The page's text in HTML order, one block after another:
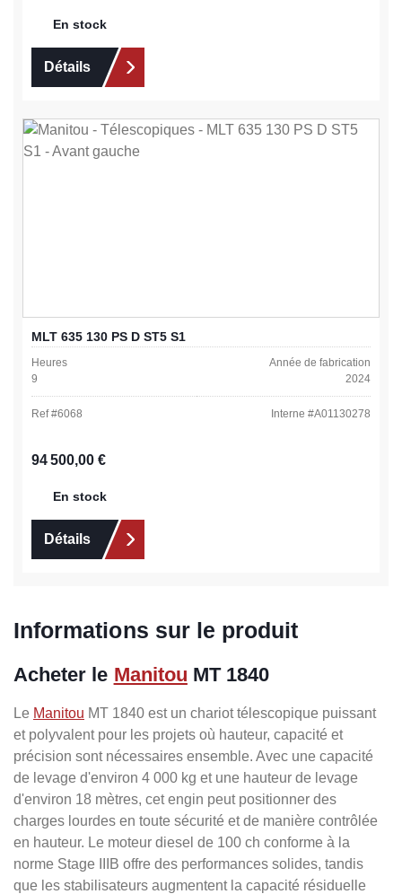
En stock
Détails
MLT 635 130 PS D ST5 S1
Heures
9
Année de fabrication
2024
Ref #6068 Interne #A01130278
Prix régulier :
94 500,00 €
En stock
Détails
Informations sur le produit
Acheter le Manitou MT 1840
Le Manitou MT 1840 est un chariot télescopique puissant
et polyvalent pour les projets où hauteur, capacité et
précision sont nécessaires ensemble. Avec une capacité
de levage d'environ 4 000 kg et une hauteur de levage
d'environ 18 mètres, cet engin peut positionner des
charges lourdes en toute sécurité et de manière contrôlée
en hauteur. Le moteur diesel de 100 ch conforme à la
norme Stage IIIB offre des performances solides, tandis
que les stabilisateurs augmentent la capacité résiduelle